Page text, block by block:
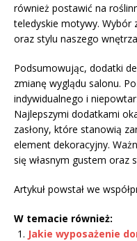
również postawić na
teledyskie motywy. Wybór
oraz stylu naszego
Podsumowując, dodatki
zmianę wyglądu salonu.
indywidualnego i
Najlepszymi dodatkami
zasłony, które stanowią
element dekoracyjny.
się własnym gustem oraz
Artykuł powstał we
W temacie również:
Jakie wyposażenie